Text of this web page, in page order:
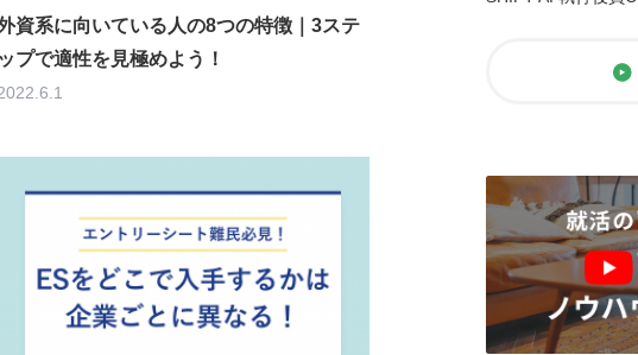
資系に向いている人の8つの特徴｜3ステ
ップで適性を見極めよう！